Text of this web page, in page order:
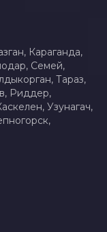
Караганда,
Семей,
Тараз,
Риддер,
Узунагач,